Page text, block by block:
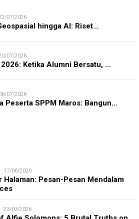
07/2026
hingga AI: Riset…
07/2026
Ketika Alumni Bersatu, …
07/2026
Peserta SPPM Maros: Bangun…
17/06/2026
Halaman: Pesan-Pesan Mendalam
23/03/2026